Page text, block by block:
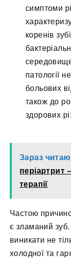
симптоми
коренів
патології
больових
також до
здорових
Зараз
періартрит
терапії
Частою
є зламаний
виникати не
холодної та